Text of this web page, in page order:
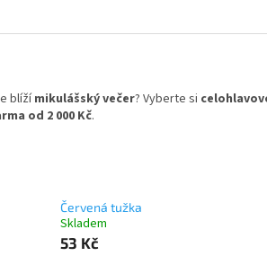
blížímikulášský večer? Vyberte si
od 2 000 Kč.
Červená tužka
Skladem
53 Kč